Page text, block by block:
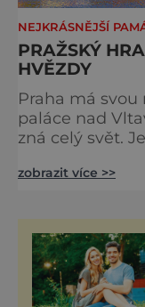
NEJKRÁSNĚJŠÍ
PRAŽSKÝ
HVĚZDY
Praha má
paláce nad
zná celý svět.
jediný Čech,
metropole,
zobrazit více >>